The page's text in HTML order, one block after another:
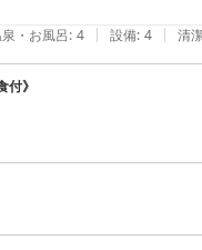
・お風呂: 4 | 設備: 4 | 清
》